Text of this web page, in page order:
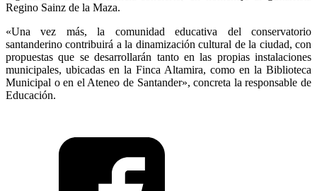
Regino Sainz de la Maza.
«Una vez más, la comunidad educativa del conservatorio
santanderino contribuirá a la dinamización cultural de la ciudad, con
propuestas que se desarrollarán tanto en las propias instalaciones
municipales, ubicadas en la Finca Altamira, como en la Biblioteca
Municipal o en el Ateneo de Santander», concreta la responsable de
Educación.